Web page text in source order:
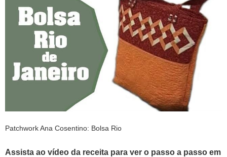
Patchwork Ana Cosentino: Bolsa Rio
Assista ao vídeo da receita para ver o passo a passo em